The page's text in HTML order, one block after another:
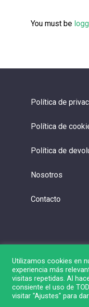
You must be
Política de
Política de
Política de
Nosotros
Contacto
© 2026 Liga de Bolsa.
Utilizamos cookies en
experiencia más
visitas repetidas. Al
consiente el uso de
visitar "Ajustes" para